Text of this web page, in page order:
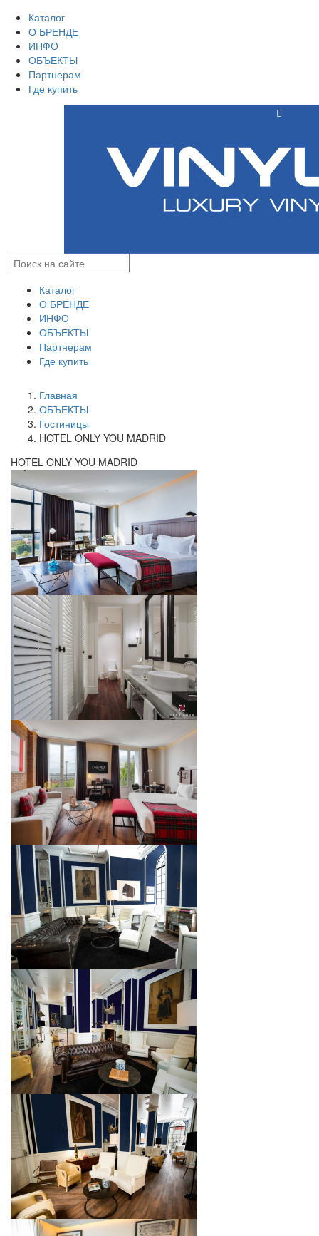
Каталог
О БРЕНДЕ
ИНФО
ОБЪЕКТЫ
Партнерам
Где купить
Каталог
О БРЕНДЕ
ИНФО
ОБЪЕКТЫ
Партнерам
Где купить
Главная
ОБЪЕКТЫ
Гостиницы
HOTEL ONLY YOU MADRID
HOTEL ONLY YOU MADRID